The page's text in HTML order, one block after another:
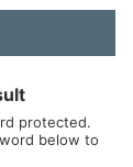
protected.
below to